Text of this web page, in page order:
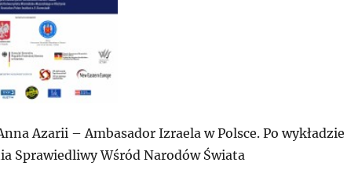
Azarii – Ambasador Izraela w Polsce. Po wykładzie
Sprawiedliwy Wśród Narodów Świata